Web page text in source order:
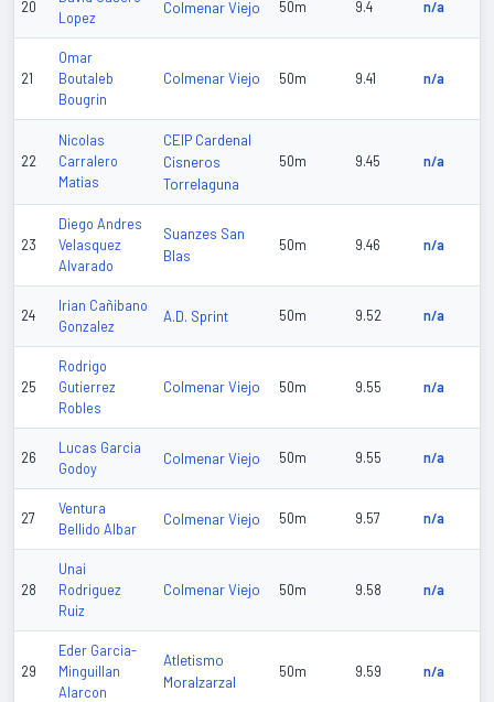
20
Lopez
Colmenar Viejo 50m 9.4 n/a
21
Omar
Boutaleb
Bougrin
Colmenar Viejo 50m 9.41 n/a
22
Nicolas
Carralero
Matias
CEIP Cardenal
Cisneros
Torrelaguna
50m 9.45 n/a
23
Diego Andres
Velasquez
Alvarado
Suanzes San
Blas
50m 9.46 n/a
24
Irian Cañibano
Gonzalez
A.D. Sprint 50m 9.52 n/a
25
Rodrigo
Gutierrez
Robles
Colmenar Viejo 50m 9.55 n/a
26
Lucas Garcia
Godoy
Colmenar Viejo 50m 9.55 n/a
27
Ventura
Bellido Albar
Colmenar Viejo 50m 9.57 n/a
28
Unai
Rodriguez
Ruiz
Colmenar Viejo 50m 9.58 n/a
29
Eder Garcia-
Minguillan
Alarcon
Atletismo
Moralzarzal
50m 9.59 n/a